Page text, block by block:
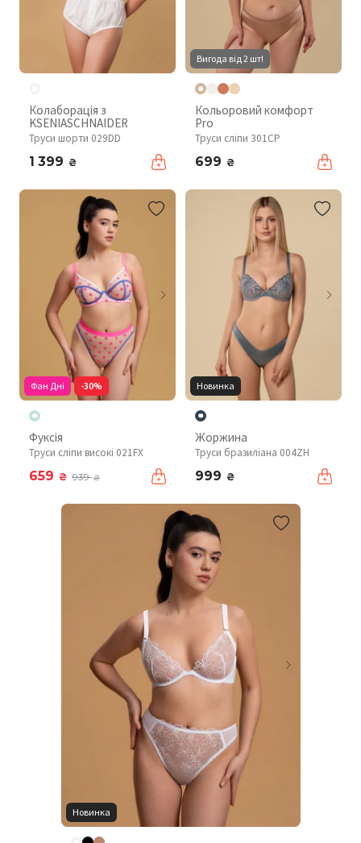
Колаборація з
KSENIASCHNAIDER
Труси шорти 029DD
1 399 ₴
Вигода від 2 шт!
Кольоровий комфорт
Pro
Труси сліпи 301CP
699 ₴
Фан Дні -30%
Фуксія
Труси сліпи високі 021FX
659 ₴ 939₴
Новинка
Жоржина
Труси бразиліана 004ZH
999 ₴
Новинка